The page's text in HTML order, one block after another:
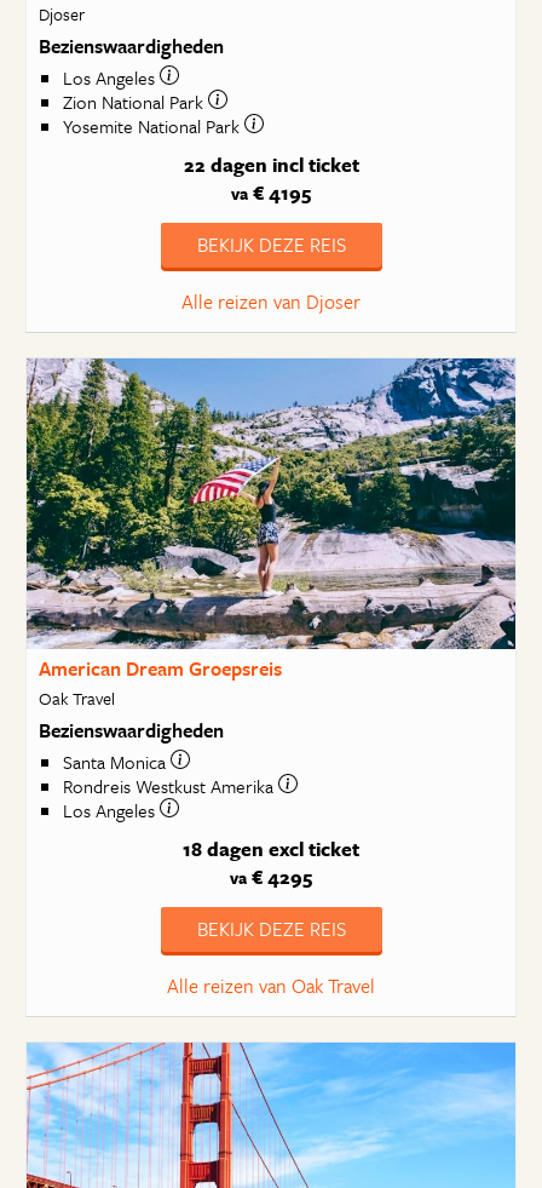
Djoser
Bezienswaardigheden
Los Angeles
Zion National Park
Yosemite National Park
22 dagen incl ticket
va € 4195
BEKIJK DEZE REIS
Alle reizen van Djoser
American Dream Groepsreis
Oak Travel
Bezienswaardigheden
Santa Monica
Rondreis Westkust Amerika
Los Angeles
18 dagen excl ticket
va € 4295
BEKIJK DEZE REIS
Alle reizen van Oak Travel